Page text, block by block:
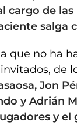
cargo de
salga
que no ha
de
Jon
y Adrián
y el